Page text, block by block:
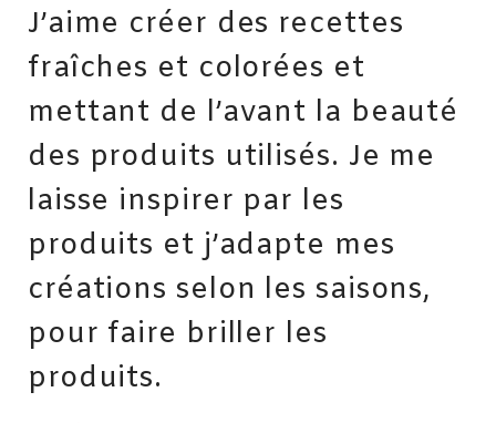
J’aime créer des recettes
fraîches et colorées et
mettant de l’avant la beauté
des produits utilisés. Je me
laisse inspirer par les
produits et j’adapte mes
créations selon les saisons,
pour faire briller les
produits.